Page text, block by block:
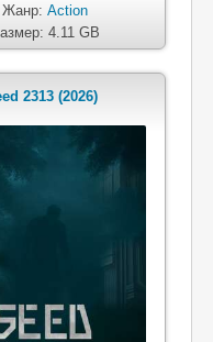
Жанр: Action
4.11 GB
2313 (2026)